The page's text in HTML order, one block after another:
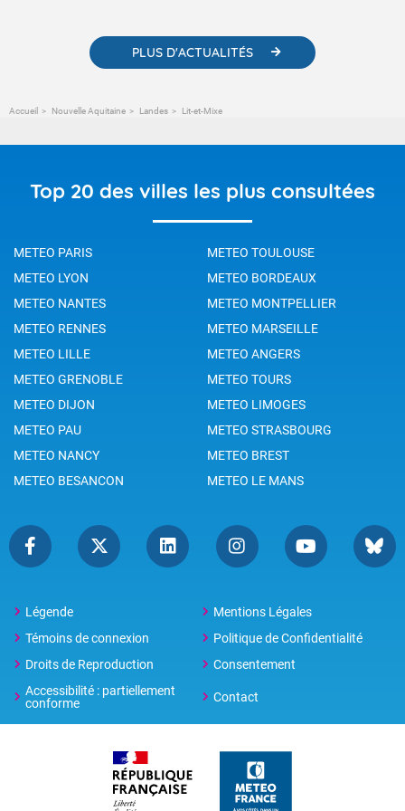
PLUS D'ACTUALITÉS
Accueil Nouvelle Aquitaine Landes Lit-et-Mixe
Top 20 des villes les plus consultées
METEO PARIS
METEO TOULOUSE
METEO LYON
METEO BORDEAUX
METEO NANTES
METEO MONTPELLIER
METEO RENNES
METEO MARSEILLE
METEO LILLE
METEO ANGERS
METEO GRENOBLE
METEO TOURS
METEO DIJON
METEO LIMOGES
METEO PAU
METEO STRASBOURG
METEO NANCY
METEO BREST
METEO BESANCON
METEO LE MANS
Légende
Mentions Légales
Témoins de connexion
Politique de Confidentialité
Droits de Reproduction
Consentement
Accessibilité : partiellement
conforme
Contact